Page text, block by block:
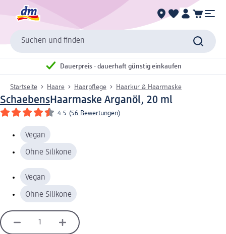
Suchen und finden
Dauerpreis - dauerhaft günstig einkaufen
Startseite Haare Haarpflege Haarkur & Haarmaske
SchaebensHaarmaske Arganöl, 20 ml
4.5 (56 Bewertungen)
Vegan
Ohne Silikone
Vegan
Ohne Silikone